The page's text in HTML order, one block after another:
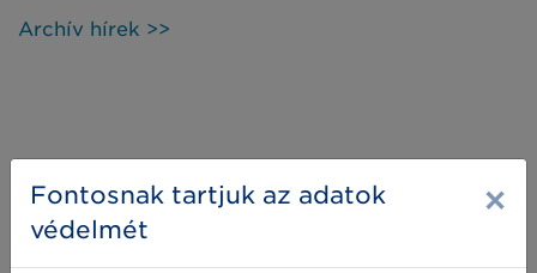
Archív hírek >>
Fontosnak tartjuk az adatok
védelmét
×